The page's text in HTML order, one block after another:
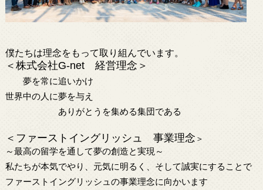
僕たちは理念をもって取り組んでいます。
＜株式会社G-net経営理念＞
夢を常に追いかけ
世界中の人に夢を与え
ありがとうを集める集団である
＜ファーストイングリッシュ 事業理念 ＞
～最高の留学を通して夢の創造と実現～
私たちが本気でやり、元気に明るく、そして誠実にすることで
ファーストイングリッシュの事業理念に向かいます